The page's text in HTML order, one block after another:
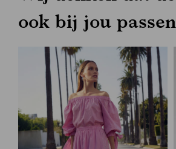
ook bij jou passen